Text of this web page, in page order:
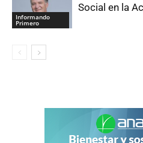
Informando
Primero
Social en la